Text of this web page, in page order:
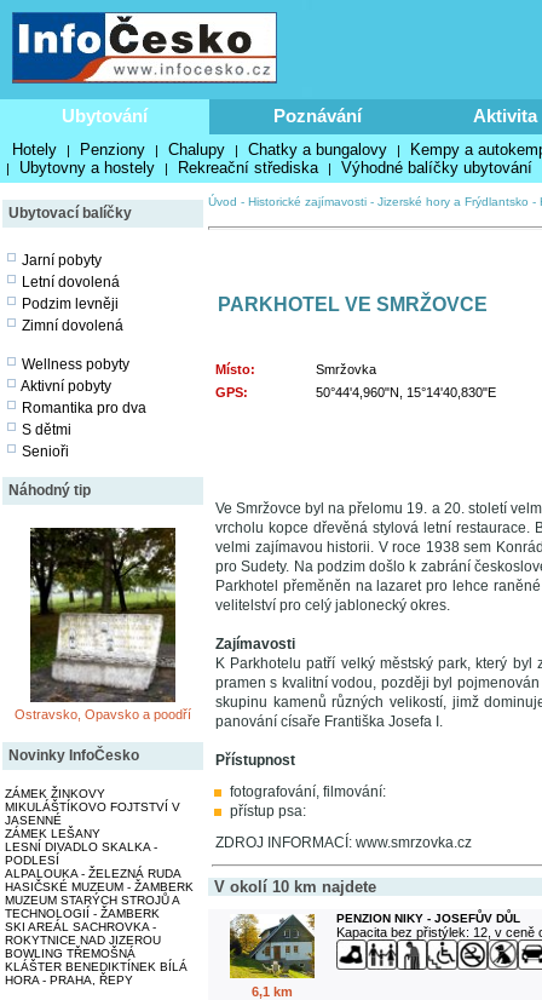
Ubytování Poznávání Aktivita
Hotely | Penziony | Chalupy | Chatky a bungalovy | Kempy a
| Ubytovny a hostely | Rekreační střediska | Výhodné balíčky ubytování
Ubytovací balíčky
Jarní pobyty
Letní dovolená
Podzim levněji
Zimní dovolená
Wellness pobyty
Aktivní pobyty
Romantika pro dva
S dětmi
Senioři
Náhodný tip
Ostravsko, Opavsko a poodří
Novinky InfoČesko
ZÁMEK ŽINKOVY
MIKULÁŠTÍKOVO FOJTSTVÍ V
JASENNÉ
ZÁMEK LEŠANY
LESNÍ DIVADLO SKALKA -
PODLESÍ
ALPALOUKA - ŽELEZNÁ RUDA
HASIČSKÉ MUZEUM - ŽAMBERK
MUZEUM STARÝCH STROJŮ A
TECHNOLOGIÍ - ŽAMBERK
SKI AREÁL SACHROVKA -
ROKYTNICE NAD JIZEROU
BOWLING TŘEMOŠNÁ
KLÁŠTER BENEDIKTÍNEK BÍLÁ
HORA - PRAHA, ŘEPY
Úvod - Historické zajímavosti - Jizerské hory a Frýdlantsko -
PARKHOTEL VE SMRŽOVCE
Místo:
Smržovka
GPS:
50°44'4,960"N, 15°14'40,830"E
Ve Smržovce byl na přelomu 19. a 20. století
vrcholu kopce dřevěná stylová letní restaurace.
velmi zajímavou historii. V roce 1938 sem
pro Sudety. Na podzim došlo k zabrání
Parkhotel přeměněn na lazaret pro lehce
velitelství pro celý jablonecký okres.
Zajímavosti
K Parkhotelu patří velký městský park, který
pramen s kvalitní vodou, později byl
skupinu kamenů různých velikostí, jimž
panování císaře Františka Josefa I.
Přístupnost
fotografování, filmování:
přístup psa:
ZDROJ INFORMACÍ: www.smrzovka.cz
V okolí 10 km najdete
6,1 km
PENZION NIKY - JOSEFŮV DŮL
Kapacita bez přistýlek: 12, v ceně